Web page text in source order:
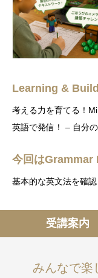
Learning &
考える力を育てる！
英語で発信！ – 自分
今回はGrammar
基本的な英文法を確認
受講案内
みんなで楽